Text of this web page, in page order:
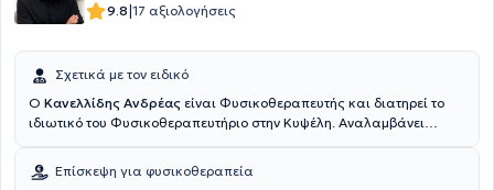
9.8|17 αξιολογήσεις
Σχετικά με τον ειδικό
Ο Κανελλίδης Ανδρέας είναι Φυσικοθεραπευτής και διατηρεί το
ιδιωτικό του Φυσικοθεραπευτήριο στην Κυψέλη. Αναλαμβάνει
ανάγκες του κάθε ασθενούς, ενώ θα ήταν παράλειψη να μην
αναφερθεί η εξειδίκευσή του στην Φυσικοθεραπευτική αξιολόγηση
Επίσκεψη για φυσικοθεραπεία